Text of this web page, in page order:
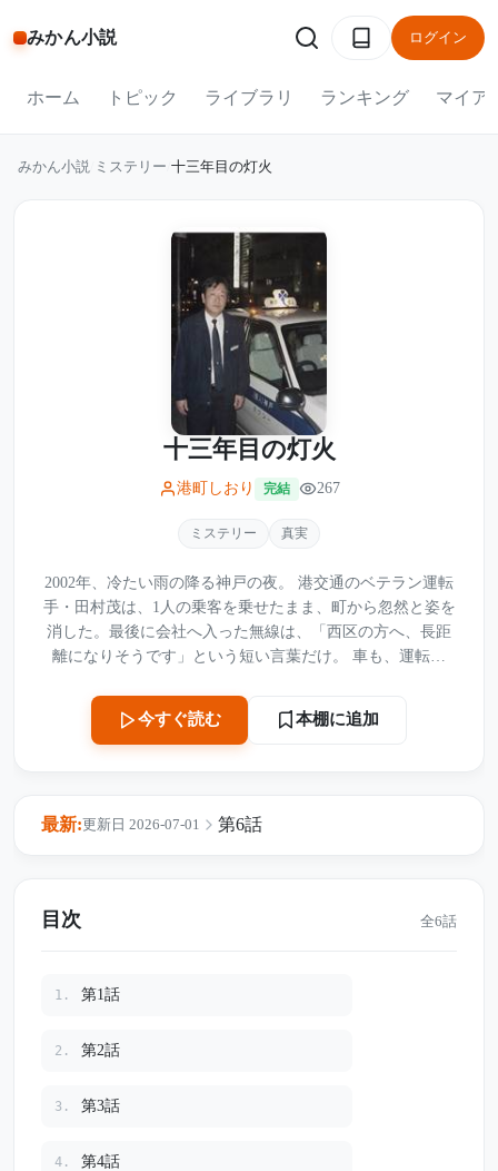
みかん小説 ログイン
ホーム トピック ライブラリ ランキング マイア
みかん小説 ミステリー 十三年目の灯火
十三年目の灯火
港町しおり 完結 267
ミステリー 真実
2002年、冷たい雨の降る神戸の夜。 港交通のベテラン運転
手・田村茂は、1人の乗客を乗せたまま、町から忽然と姿を
消した。最後に会社へ入った無線は、「西区の方へ、長距
離になりそうです」という短い言葉だけ。 車も、運転手
を捨てたのではないか。金を持って逃げたのではないか。
心ない噂に苦しめられながらも、妻は13年間、玄関の灯火
を消さずに夫の帰りを待ち続けた。 そして2015年春。 神戸
のは、すでに消えた会社「港交通」の文字。 中から見つか
車”の正体とは――。 雨の夜に消えた1台のタクシーが、長
今すぐ読む 本棚に追加
最新: 第6話
更新日 2026-07-01
目次 全6話
1. 第1話
2. 第2話
3. 第3話
4. 第4話